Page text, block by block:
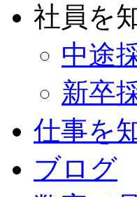
社員を
中途
新卒
仕事を
ブログ